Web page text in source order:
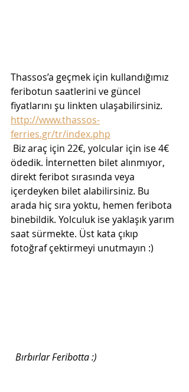
Thassos’a geçmek için kullandığımız
feribotun saatlerini ve güncel
fiyatlarını şu linkten ulaşabilirsiniz.
http://www.thassos-
ferries.gr/tr/index.php
ödedik. İnternetten bilet alınmıyor,
direkt feribot sırasında veya
içerdeyken bilet alabilirsiniz. Bu
arada hiç sıra yoktu, hemen feribota
binebildik. Yolculuk ise yaklaşık yarım
saat sürmekte. Üst kata çıkıp
fotoğraf çektirmeyi unutmayın :)
Bırbırlar Feribotta :)